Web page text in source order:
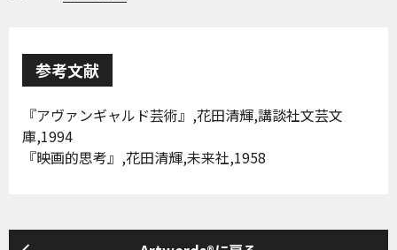
参考文献
『アヴァンギャルド芸術』,花田清輝,講談社文芸文
庫,1994
『映画的思考』,花田清輝,未来社,1958